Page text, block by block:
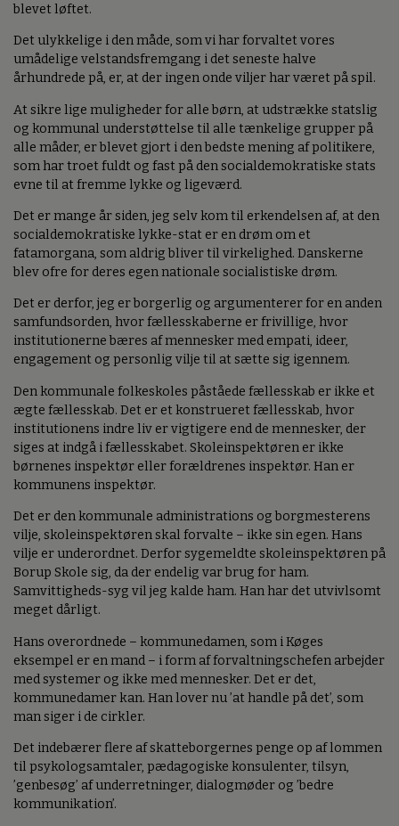
blevet løftet.
Det ulykkelige i den måde, som vi har forvaltet vores
umådelige velstandsfremgang i det seneste halve
århundrede på, er, at der ingen onde viljer har været på spil.
At sikre lige muligheder for alle børn, at udstrække statslig
og kommunal understøttelse til alle tænkelige grupper på
alle måder, er blevet gjort i den bedste mening af politikere,
som har troet fuldt og fast på den socialdemokratiske stats
evne til at fremme lykke og ligeværd.
Det er mange år siden, jeg selv kom til erkendelsen af, at den
socialdemokratiske lykke-stat er en drøm om et
fatamorgana, som aldrig bliver til virkelighed. Danskerne
blev ofre for deres egen nationale socialistiske drøm.
Det er derfor, jeg er borgerlig og argumenterer for en anden
samfundsorden, hvor fællesskaberne er frivillige, hvor
institutionerne bæres af mennesker med empati, ideer,
engagement og personlig vilje til at sætte sig igennem.
Den kommunale folkeskoles påståede fællesskab er ikke et
ægte fællesskab. Det er et konstrueret fællesskab, hvor
institutionens indre liv er vigtigere end de mennesker, der
siges at indgå i fællesskabet. Skoleinspektøren er ikke
børnenes inspektør eller forældrenes inspektør. Han er
kommunens inspektør.
Det er den kommunale administrations og borgmesterens
vilje, skoleinspektøren skal forvalte – ikke sin egen. Hans
vilje er underordnet. Derfor sygemeldte skoleinspektøren på
Borup Skole sig, da der endelig var brug for ham.
Samvittigheds-syg vil jeg kalde ham. Han har det utvivlsomt
meget dårligt.
Hans overordnede – kommunedamen, som i Køges
eksempel er en mand – i form af forvaltningschefen arbejder
med systemer og ikke med mennesker. Det er det,
kommunedamer kan. Han lover nu ’at handle på det’, som
man siger i de cirkler.
Det indebærer flere af skatteborgernes penge op af lommen
til psykologsamtaler, pædagogiske konsulenter, tilsyn,
’genbesøg’ af underretninger, dialogmøder og ’bedre
kommunikation’.